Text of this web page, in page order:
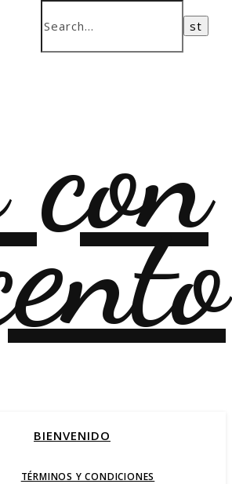
con
BIENVENIDO
TÉRMINOS Y CONDICIONES